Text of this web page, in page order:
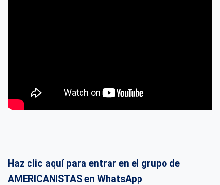
Haz clic aquí para entrar en el grupo de
AMERICANISTAS en WhatsApp